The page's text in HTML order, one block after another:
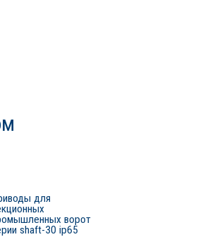
для
ворот
shaft-30 ip65